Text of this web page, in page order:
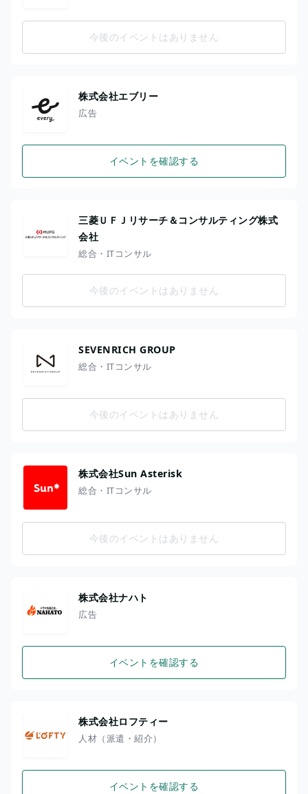
今後のイベントはありません
株式会社エブリー
広告
イベントを確認する
三菱ＵＦＪリサーチ＆コンサルティング株式
会社
総合・ITコンサル
今後のイベントはありません
SEVENRICH GROUP
総合・ITコンサル
今後のイベントはありません
株式会社Sun Asterisk
総合・ITコンサル
今後のイベントはありません
株式会社ナハト
広告
イベントを確認する
株式会社ロフティー
人材（派遣・紹介）
イベントを確認する